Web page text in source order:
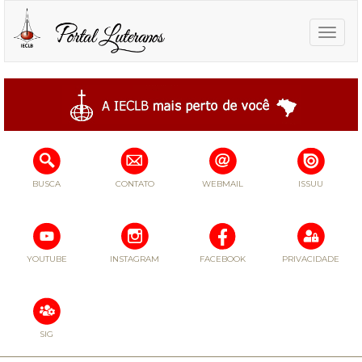
Toggle
BUSCA CONTATO WEBMAIL ISSUU
YOUTUBE INSTAGRAM FACEBOOK PRIVACIDADE
SIG